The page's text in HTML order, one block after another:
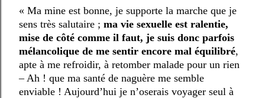
« Ma mine est bonne, je supporte la marche que je
sens très salutaire ; ma vie sexuelle est ralentie,
mise de côté comme il faut, je suis donc parfois
mélancolique de me sentir encore mal équilibré,
apte à me refroidir, à retomber malade pour un rien
– Ah ! que ma santé de naguère me semble
enviable ! Aujourd’hui je n’oserais voyager seul à